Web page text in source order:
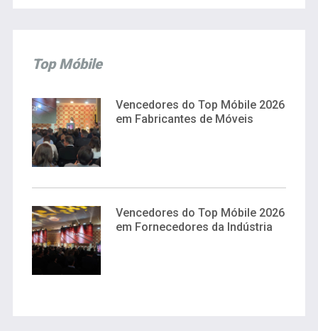
Top Móbile
Vencedores do Top Móbile 2026
em Fabricantes de Móveis
Vencedores do Top Móbile 2026
em Fornecedores da Indústria